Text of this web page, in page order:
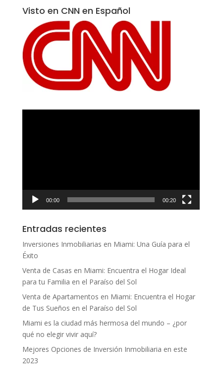
Visto en CNN en Español
00:00 00:20
Entradas recientes
Inversiones Inmobiliarias en Miami: Una Guía para el
Éxito
Venta de Casas en Miami: Encuentra el Hogar Ideal
para tu Familia en el Paraíso del Sol
Venta de Apartamentos en Miami: Encuentra el Hogar
de Tus Sueños en el Paraíso del Sol
Miami es la ciudad más hermosa del mundo – ¿por
qué no elegir vivir aquí?
Mejores Opciones de Inversión Inmobiliaria en este
2023